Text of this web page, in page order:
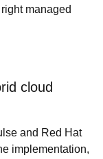
managed
cloud
and Red Hat
implementation,